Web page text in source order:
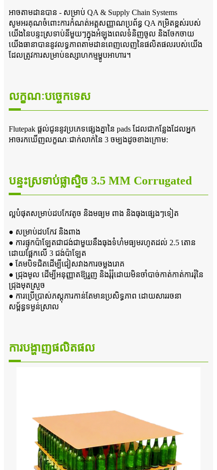
អាចតាមដានបាន - សម្រាប់ QA & Supply Chain Systems
សូមអរគុណចំពោះការកំណត់អត្តសញ្ញាណប្រព័ន្ធ QA កម្រិតខ្ពស់របស់
យើងនៃបន្ទះស្រទាប់នីមួយៗក្នុងអំឡុងពេលទំនិញចូល និងចែកចាយ
យើងធានាបាននូវលទ្ធភាពតាមដានពេញលេញនៃផលិតផលរបស់យើង
ដែលត្រូវការសម្រាប់ឧស្សាហកម្មម្ហូបអាហារ។
លក្ខណៈបច្ចេកទេស
Flutepak ផ្តល់ជូននូវប្រភេទផ្សេងគ្នានៃ pads ដែលជាកន្លែងដែលអ្នក
អាចរកឃើញលក្ខណៈជាក់លាក់នៃ 3 ចម្បងដូចខាងក្រោម:
បន្ទះស្រទាប់ផ្លាស្ទិច 3.5 MM Corrugated
ល្អបំផុតសម្រាប់ដបកែវតូច និងមធ្យម ពាង និងធុងផ្សេងៗទៀត
● សម្រាប់ដបកែវ និងពាង
● ការផ្ទុកប៉ាឡែតជាជង់ជាមួយនឹងធុងទំហំមធ្យមរហូតដល់ 2.5 តោន
ដោយផ្អែកលើ 3 ជង់ប៉ាឡែត
● គែមបិទជិតដើម្បីជៀសវាងការចម្លងរោគ
● ជ្រុងមូល ដើម្បីអនុញ្ញាតឱ្យរួញ និងរុំរុំដោយមិនចាំបាច់កាត់កាត់ការរុំនៃ
ជ្រុងមុតស្រួច
● ការប្រើប្រាស់ភស្តុភារកាន់តែមានប្រសិទ្ធភាព ដោយសាររចនា
សម្ព័ន្ធទម្ងន់ស្រាល
ការបង្ហាញផលិតផល